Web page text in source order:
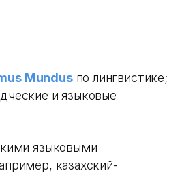
Mundusпо лингвистике;
и языковые
языковыми
казахский-